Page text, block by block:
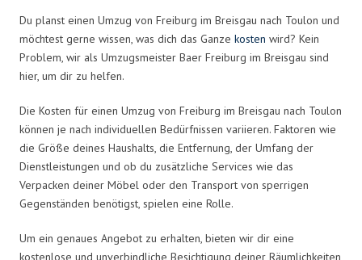
Du planst einen Umzug von Freiburg im Breisgau nach Toulon und
möchtest gerne wissen, was dich das Ganze kosten wird? Kein
Problem, wir als Umzugsmeister Baer Freiburg im Breisgau sind
hier, um dir zu helfen.
Die Kosten für einen Umzug von Freiburg im Breisgau nach Toulon
können je nach individuellen Bedürfnissen variieren. Faktoren wie
die Größe deines Haushalts, die Entfernung, der Umfang der
Dienstleistungen und ob du zusätzliche Services wie das
Verpacken deiner Möbel oder den Transport von sperrigen
Gegenständen benötigst, spielen eine Rolle.
Um ein genaues Angebot zu erhalten, bieten wir dir eine
kostenlose und unverbindliche Besichtigung deiner Räumlichkeiten